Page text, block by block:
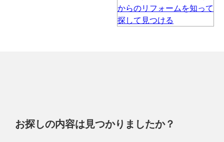
お探しの内容は見つかりましたか？